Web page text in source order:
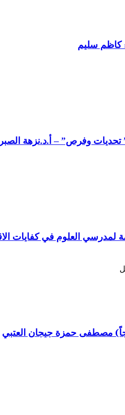
كاظم سليم
تحديات وفرص” – أ.د.نزهة
لمدرسي العلوم في كفايات
مصطفى حمزة جيجان العتبي